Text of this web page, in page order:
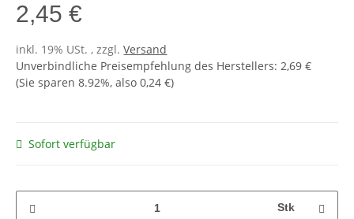
2,45 €
inkl. 19% USt. , zzgl.Versand
Unverbindliche Preisempfehlung des Herstellers:2,69 €
(Sie sparen8.92%, also0,24 €)
Sofort verfügbar
Stk